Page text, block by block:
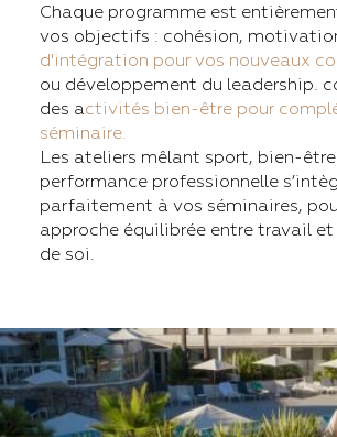
Chaque programme est
vos objectifs : cohésion,
d'intégration pour vos nouveaux
ou développement du leadership.
des activités bien-être pour
séminaire.
Les ateliers mêlant sport, bien-
performance professionnelle
parfaitement à vos séminaires,
approche équilibrée entre travail
de soi.